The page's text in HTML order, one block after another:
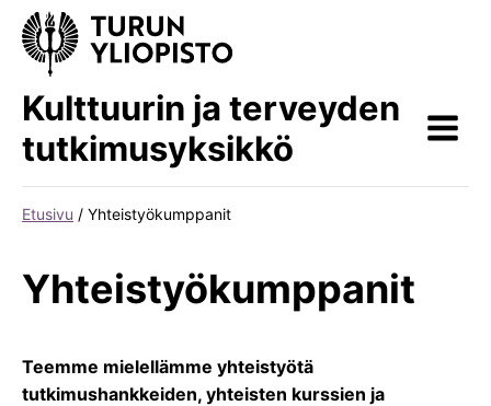
Siirry
sisältöön
Kulttuurin ja terveyden
tutkimusyksikkö
Etusivu / Yhteistyökumppanit
Yhteistyökumppanit
Teemme mielellämme yhteistyötä
tutkimushankkeiden, yhteisten kurssien ja